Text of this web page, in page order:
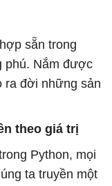
sẵn trong
phú. Nắm được
ra đời những sản
theo giá trị
Python, mọi
ta truyền một